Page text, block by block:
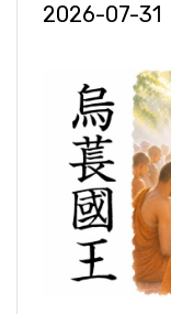
2026-07-31